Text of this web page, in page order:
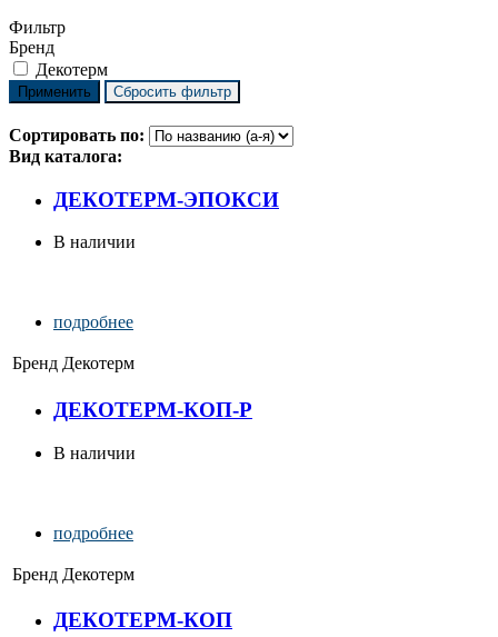
Фильтр
Бренд
Декотерм
Сортировать по:
Вид каталога:
ДЕКОТЕРМ-ЭПОКСИ
В наличии
подробнее
Бренд Декотерм
ДЕКОТЕРМ-КОП-Р
В наличии
подробнее
Бренд Декотерм
ДЕКОТЕРМ-КОП